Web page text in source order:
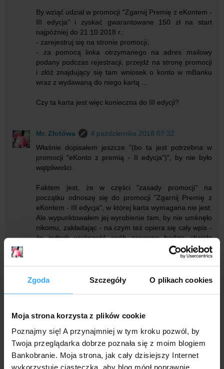
Zgoda Szczegóły O plikach cookies
Moja strona korzysta z plików cookie
Poznajmy się! A przynajmniej w tym kroku pozwól, by
Twoja przeglądarka dobrze poznała się z moim blogiem
Bankobranie. Moja strona, jak cały dzisiejszy Internet
wykorzystuje ciasteczka, aby blog mógł poprawnie
By wziąć udział w promocji "Zgarnij Premię z eKontem -
III edycja" i zyskać gwarantowane 150 zł na start
najpóźniej do 21.10.2018 r.:
- zarejestruj się na stronie promocji;
- za pomocą linka otrzymanego na adres mailowy
podany podczas rejestracji, przejdź na stronę promocji
i złóż znajdujący się tam wniosek o konto w mBanku
wraz z wydawaną do niego kartą ...
Czy ta karta jest więc konieczna do III edycji?
Mr. Złotówa
4 października 2018 07:32
Właśnie dopisałem jeszcze "(bo ta jest potrzebna w
promocji "eKonto z premią - II edycja")", by nie było
wątpliwości.
Faktem jest, że w części "zasady promocji" na
początku odnoszę się do promocji "Zgarnij Premię z
eKontem - III edycja", w której karta wymagana nie jest.
Ale wypunktowałem jej wyrobienie tam, by nie umknęło
nikomu, zakładając - na czym też opiera się cały wpis -
że jednak większość osób zapewne będzie chciała
wziąć udział w obydwu promocjach jednocześnie.
Anonimowy
4 października 2018 09:19
Dzięki bardzo za wyjaśnienie - szybko i profesjonalnie
Anonimowy 11 września 2018 16:57